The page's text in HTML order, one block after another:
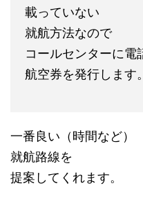
載っていない
就航方法なので
コールセンターに電
航空券を発行します。
一番良い（時間など）
就航路線を
提案してくれます。